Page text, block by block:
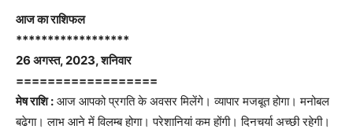
आज का राशिफल
******************
26 अगस्त, 2023, शनिवार
==================
मेष राशि : आज आपको प्रगति के अवसर मिलेंगे। व्यापार मजबूत होगा। मनोबल
बढेगा। लाभ आने में विलम्ब होगा। परेशानियां कम होंगी। दिनचर्या अच्छी रहेगी।